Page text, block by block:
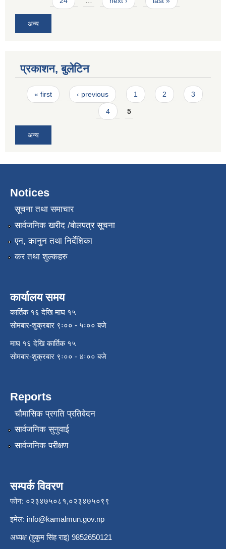
अन्य
प्रकाशन, बुलेटिन
Pages
« first ‹ previous 1 2 3
4 5
अन्य
Notices
सूचना तथा समाचार
सार्वजनिक खरीद /बोलपत्र सूचना
एन, कानुन तथा निर्देशिका
कर तथा शुल्कहरु
कार्यालय समय
कार्तिक १६ देखि माघ १५
सोमबार-शुक्रबार ९ः०० - ५ः०० बजे
माघ १६ देखि कार्तिक १५
सोमबार-शुक्रबार ९ः०० - ४ः०० बजे
Reports
चौमासिक प्रगति प्रतिवेदन
सार्वजनिक सुनुवाई
सार्वजनिक परीक्षण
सम्पर्क विवरण
फोन: ०२३४७५०८१,०२३४७५०९९
इमेल: info@kamalmun.gov.np
अध्यक्ष (हुकुम सिंह राइ) 9852650121